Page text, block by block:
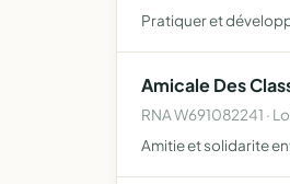
Pratiquer et
Amicale Des
RNA W691082241 ·
Amitie et solidarite